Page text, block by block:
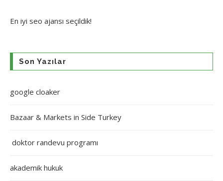
En iyi seo ajansı seçildik!
Son Yazılar
google cloaker
Bazaar & Markets in Side Turkey
doktor randevu programı
akademik hukuk